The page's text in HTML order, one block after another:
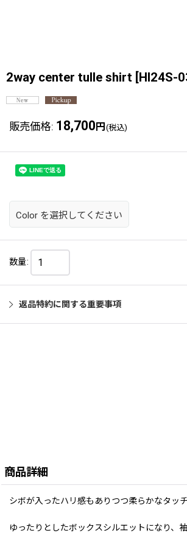
2way center tulle shirt [HI24S-
販売価格: 18,700 円 (税込)
Color を選択してください
数量:
返品特約に関する重要事項
商品詳細
シボが入ったハリ感もありつつ柔らかなタッ
ゆったりとしたボックスシルエットになり、